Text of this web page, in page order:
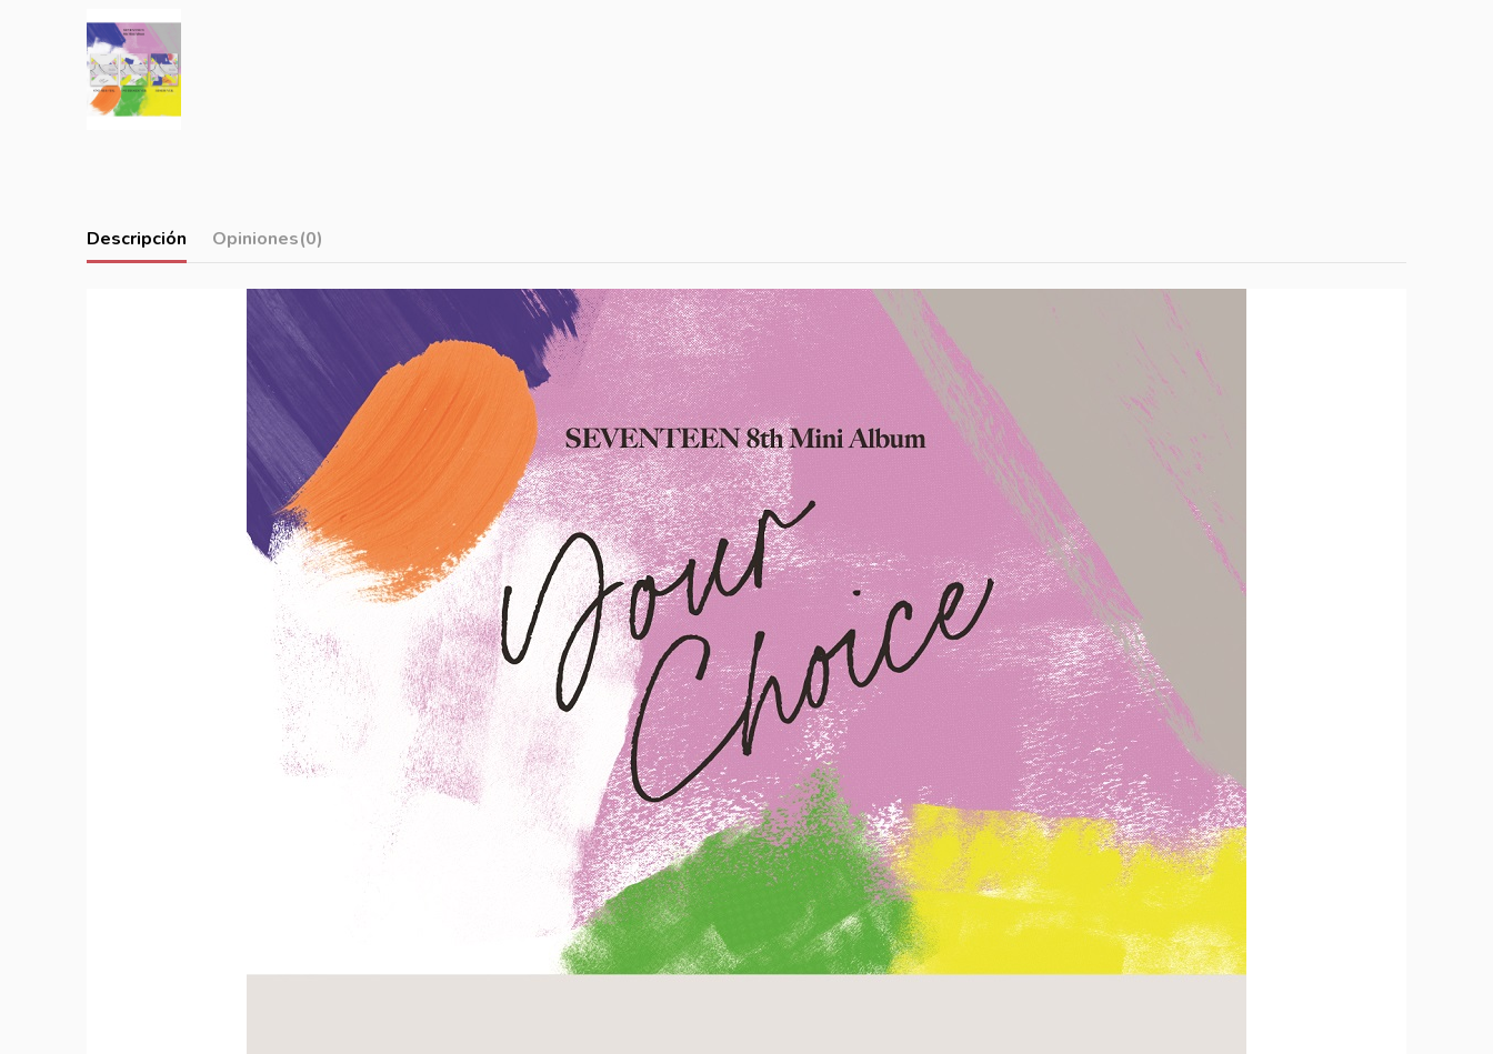
Descripción Opiniones(0)